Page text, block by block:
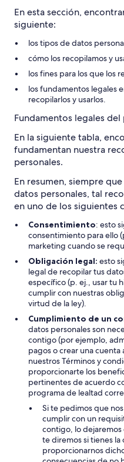
En esta sección,
siguiente:
los tipos de datos
cómo los recopilamos y
los fines para los que los
los fundamentos legales
recopilarlos y usarlos.
Fundamentos legales
En la siguiente tabla,
fundamentan nuestra
personales.
En resumen, siempre
datos personales, tal
en uno de los siguientes
Consentimiento: esto
consentimiento para ello
marketing cuando se
Obligación legal: esto
legal de recopilar tus
específico (p. ej., usar tu
cumplir con nuestras
virtud de la ley).
Cumplimiento de un
datos personales son
contigo (por ejemplo,
pagos o crear una
nuestros Términos y
proporcionarte los
pertinentes de acuerdo
programa de lealtad
Si te pedimos que
cumplir con un
contigo, lo
te diremos si tienes
proporcionarnos